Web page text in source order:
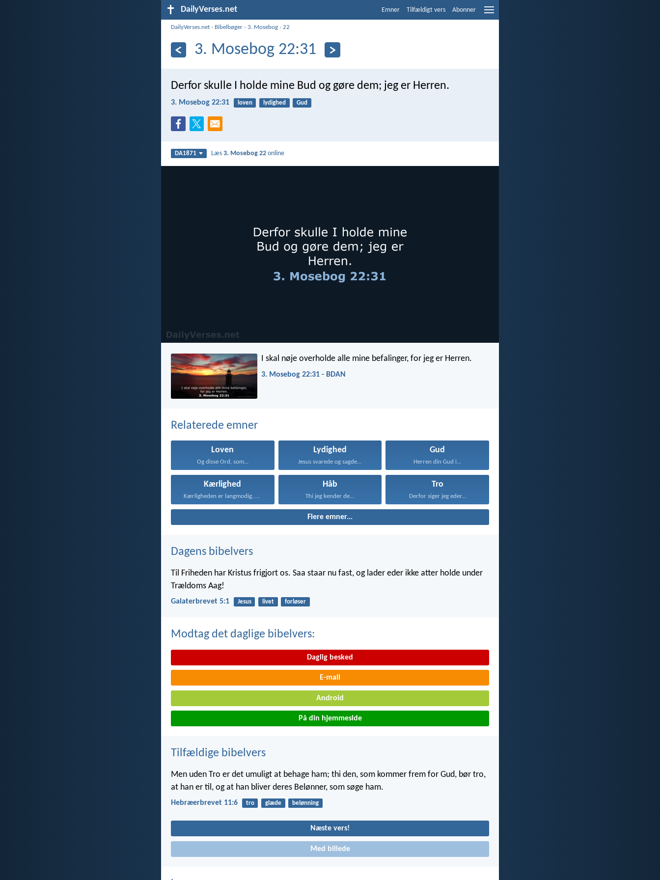
DailyVerses.net Emner Tilfældigt vers Abonner
DailyVerses.net › Bibelbøger ›3. Mosebog ›22
3. Mosebog 22:31
Derfor skulle I holde mine Bud og gøre dem; jeg er Herren.
3. Mosebog 22:31 loven lydighed Gud
DA1871 Læs3. Mosebog 22 online
I skal nøje overholde alle mine befalinger, for jeg er Herren.
3. Mosebog 22:31 - BDAN
Relaterede emner
Loven
Og disse Ord, som...
Lydighed
Jesus svarede og sagde...
Gud
Herren din Gud i...
Kærlighed
Kærligheden er langmodig, er...
Håb
Thi jeg kender de...
Tro
Derfor siger jeg eder...
Flere emner...
Dagens bibelvers
Til Friheden har Kristus frigjort os. Saa staar nu fast, og lader eder ikke atter holde under
Trældoms Aag!
Galaterbrevet 5:1 Jesus livet forløser
Modtag det daglige bibelvers:
Daglig besked
E-mail
Android
På din hjemmeside
Tilfældige bibelvers
Men uden Tro er det umuligt at behage ham; thi den, som kommer frem for Gud, bør tro,
at han er til, og at han bliver deres Belønner, som søge ham.
Hebræerbrevet 11:6 tro glæde belønning
Næste vers!
Med billede